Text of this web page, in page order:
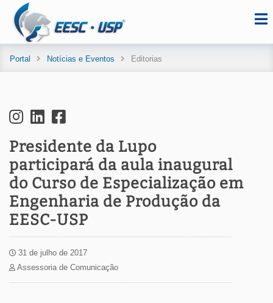
Portal Notícias e Eventos Editorias
Presidente da Lupo
participará da aula inaugural
do Curso de Especialização em
Engenharia de Produção da
EESC-USP
31 de julho de 2017
Assessoria de Comunicação